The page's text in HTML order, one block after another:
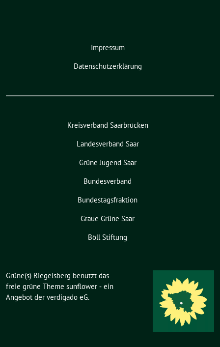
Impressum
Datenschutzerklärung
Kreisverband Saarbrücken
Landesverband Saar
Grüne Jugend Saar
Bundesverband
Bundestagsfraktion
Graue Grüne Saar
Böll Stiftung
Grüne(s) Riegelsberg benutzt das
freie grüne Theme sunflower ‐ ein
Angebot der verdigado eG.